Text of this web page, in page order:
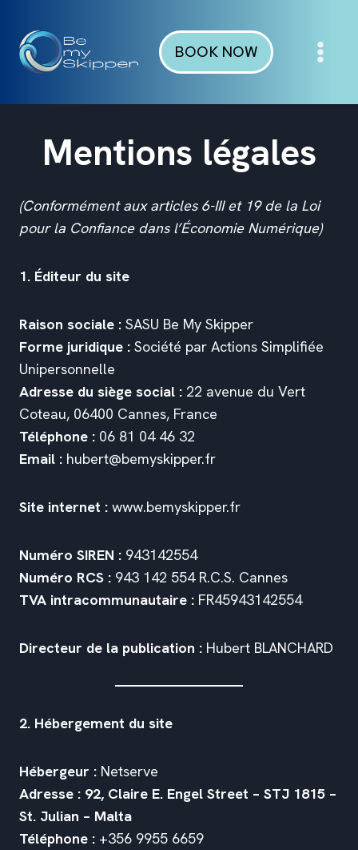
contenu
BOOK NOW
Mentions légales
(Conformément aux articles 6-III et 19 de la Loi
pour la Confiance dans l’Économie Numérique)
1. Éditeur du site
Raison sociale : SASU Be My Skipper
Forme juridique : Société par Actions Simplifiée
Unipersonnelle
Adresse du siège social : 22 avenue du Vert
Coteau, 06400 Cannes, France
Téléphone : 06 81 04 46 32
Email : hubert@bemyskipper.fr
Site internet : www.bemyskipper.fr
Numéro SIREN : 943142554
Numéro RCS : 943 142 554 R.C.S. Cannes
TVA intracommunautaire : FR45943142554
Directeur de la publication : Hubert BLANCHARD
2. Hébergement du site
Hébergeur : Netserve
Adresse : 92, Claire E. Engel Street – STJ 1815 –
St. Julian – Malta
Téléphone : +356 9955 6659